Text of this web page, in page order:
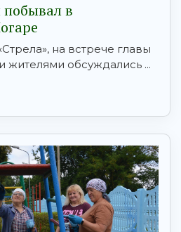
в
на встрече главы
жителями обсуждались ...